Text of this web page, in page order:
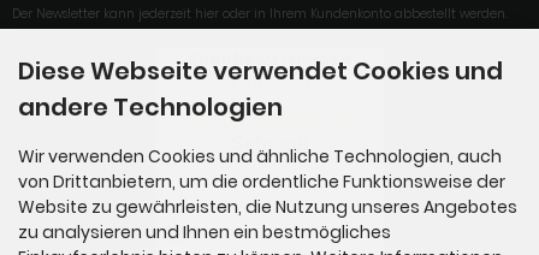
Der Newsletter kann jederzeit hier oder in Ihrem Kundenkonto abbestellt werden.
4.79/5.00
alles ok.
Diese Webseite verwendet Cookies und
andere Technologien
Wir verwenden Cookies und ähnliche Technologien, auch
von Drittanbietern, um die ordentliche Funktionsweise der
Website zu gewährleisten, die Nutzung unseres Angebotes
zu analysieren und Ihnen ein bestmögliches